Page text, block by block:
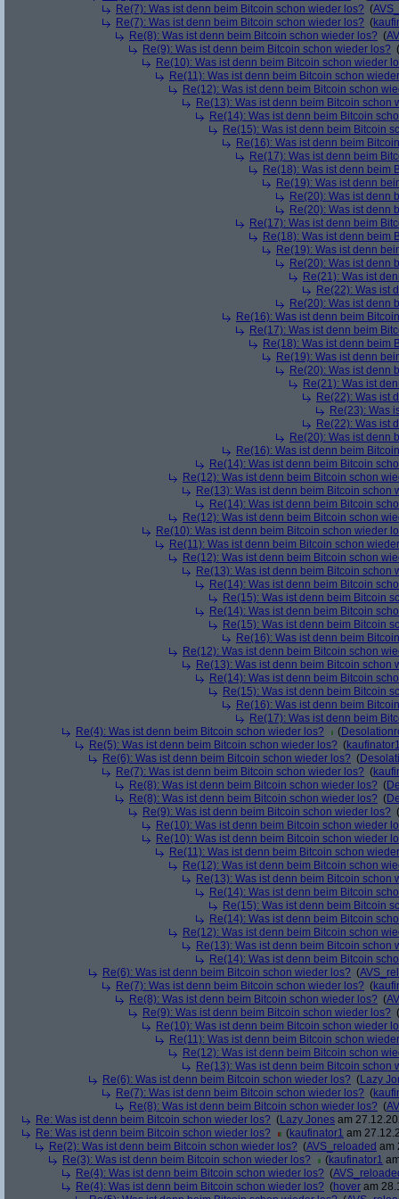
Re(7): Was ist denn beim Bitcoin schon wieder los? (
Re(7): Was ist denn beim Bitcoin schon wieder los? (
Re(8): Was ist denn beim Bitcoin schon wieder los? (
Re(9): Was ist denn beim Bitcoin schon wieder los? (
Re(10): Was ist denn beim Bitcoin schon wieder
Re(11): Was ist denn beim Bitcoin schon
Re(12): Was ist denn beim Bitcoin schon
Re(13): Was ist denn beim Bitcoin schon
Re(14): Was ist denn beim Bitcoin
Re(15): Was ist denn beim Bitcoin
Re(16): Was ist denn beim
Re(17): Was ist denn beim
Re(18): Was ist denn beim
Re(19): Was ist denn
Re(20): Was ist denn
Re(20): Was ist denn
Re(17): Was ist denn beim
Re(18): Was ist denn beim
Re(19): Was ist denn
Re(20): Was ist denn
Re(21): Was ist
Re(22): Was ist
Re(20): Was ist denn
Re(16): Was ist denn beim
Re(17): Was ist denn beim
Re(18): Was ist denn beim
Re(19): Was ist denn
Re(20): Was ist denn
Re(21): Was ist
Re(22): Was ist
Re(23): Was
Re(22): Was ist
Re(20): Was ist denn
Re(16): Was ist denn beim
Re(14): Was ist denn beim Bitcoin
Re(12): Was ist denn beim Bitcoin schon
Re(13): Was ist denn beim Bitcoin schon
Re(14): Was ist denn beim Bitcoin
Re(12): Was ist denn beim Bitcoin schon
Re(10): Was ist denn beim Bitcoin schon wieder
Re(11): Was ist denn beim Bitcoin schon
Re(12): Was ist denn beim Bitcoin schon
Re(13): Was ist denn beim Bitcoin schon
Re(14): Was ist denn beim Bitcoin
Re(15): Was ist denn beim Bitcoin
Re(14): Was ist denn beim Bitcoin
Re(15): Was ist denn beim Bitcoin
Re(16): Was ist denn beim
Re(12): Was ist denn beim Bitcoin schon
Re(13): Was ist denn beim Bitcoin schon
Re(14): Was ist denn beim Bitcoin
Re(15): Was ist denn beim Bitcoin
Re(16): Was ist denn beim
Re(17): Was ist denn beim
Re(4): Was ist denn beim Bitcoin schon wieder los?
(
Re(5): Was ist denn beim Bitcoin schon wieder los? (
Re(6): Was ist denn beim Bitcoin schon wieder los? (
Re(7): Was ist denn beim Bitcoin schon wieder los? (
Re(8): Was ist denn beim Bitcoin schon wieder los? (
Re(8): Was ist denn beim Bitcoin schon wieder los? (
Re(9): Was ist denn beim Bitcoin schon wieder los? (
Re(10): Was ist denn beim Bitcoin schon wieder
Re(10): Was ist denn beim Bitcoin schon wieder
Re(11): Was ist denn beim Bitcoin schon
Re(12): Was ist denn beim Bitcoin schon
Re(13): Was ist denn beim Bitcoin schon
Re(14): Was ist denn beim Bitcoin
Re(15): Was ist denn beim Bitcoin
Re(14): Was ist denn beim Bitcoin
Re(12): Was ist denn beim Bitcoin schon
Re(13): Was ist denn beim Bitcoin schon
Re(14): Was ist denn beim Bitcoin
Re(6): Was ist denn beim Bitcoin schon wieder los? (
Re(7): Was ist denn beim Bitcoin schon wieder los? (
Re(8): Was ist denn beim Bitcoin schon wieder los? (
Re(9): Was ist denn beim Bitcoin schon wieder los? (
Re(10): Was ist denn beim Bitcoin schon wieder
Re(11): Was ist denn beim Bitcoin schon
Re(12): Was ist denn beim Bitcoin schon
Re(13): Was ist denn beim Bitcoin schon
Re(6): Was ist denn beim Bitcoin schon wieder los? (Lazy
Re(7): Was ist denn beim Bitcoin schon wieder los? (
Re(8): Was ist denn beim Bitcoin schon wieder los? (
Re: Was ist denn beim Bitcoin schon wieder los? (Lazy Jones am
Re: Was ist denn beim Bitcoin schon wieder los?
(kaufinator1 am
Re(2): Was ist denn beim Bitcoin schon wieder los? (AVS_reloaded am
Re(3): Was ist denn beim Bitcoin schon wieder los?
(kaufinator1
Re(4): Was ist denn beim Bitcoin schon wieder los? (
Re(4): Was ist denn beim Bitcoin schon wieder los? (hover am